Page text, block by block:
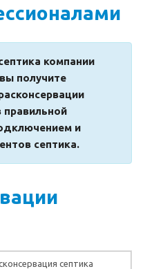
компании
получите
правильной
и
септика.
септика